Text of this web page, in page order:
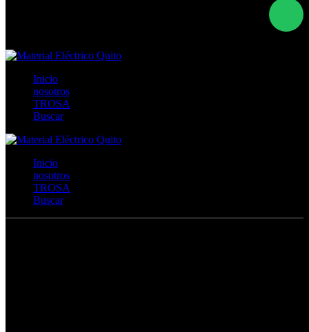
Inicio
nosotros
TROSA
Buscar
Inicio
nosotros
TROSA
Buscar